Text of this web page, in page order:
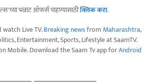
भन्नाट ऑफर्स पाहण्यासाठीक्लिक करा.
watch Live TV.Breaking newsfrom Maharashtra,
Entertainment, Sports, Lifestyle at SaamTV.
Mobile. Download the Saam Tv app forAndroid